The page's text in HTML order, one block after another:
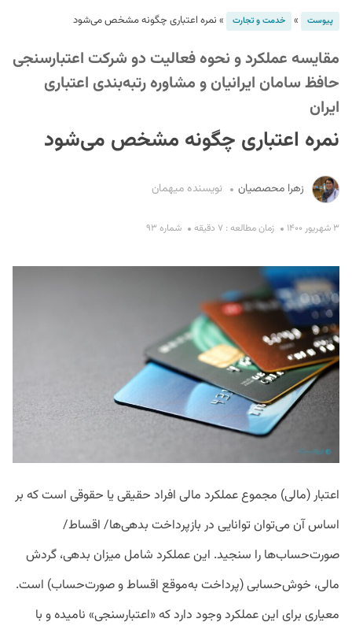
پیوست » خدمت و تجارت » نمره اعتباری چگونه مشخص می‌شود
مقایسه عملکرد و نحوه فعالیت دو شرکت اعتبارسنجی
حافظ سامان ایرانیان و مشاوره رتبه‌بندی اعتباری
ایران
نمره اعتباری چگونه مشخص می‌شود
زهرا محصصیان نویسنده میهمان
۳ شهریور ۱۴۰۰ زمان مطالعه : ۷ دقیقه شماره ۹۳
اعتبار (مالی) مجموع عملکرد مالی افراد حقیقی یا حقوقی است که بر
اساس آن می‌توان توانایی در بازپرداخت بدهی‌ها/ اقساط/
صورت‌حساب‌ها را سنجید. این عملکرد‌ شامل میزان بدهی، گردش
مالی، خوش‌حسابی (پرداخت به‌موقع اقساط و صورت‌حساب) است.
معیاری برای این عملکرد وجود دارد که «اعتبارسنجی» نامیده و با